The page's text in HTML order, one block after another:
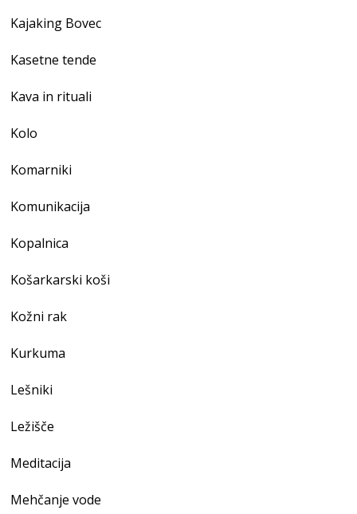
Kajaking Bovec
Kasetne tende
Kava in rituali
Kolo
Komarniki
Komunikacija
Kopalnica
Košarkarski koši
Kožni rak
Kurkuma
Lešniki
Ležišče
Meditacija
Mehčanje vode